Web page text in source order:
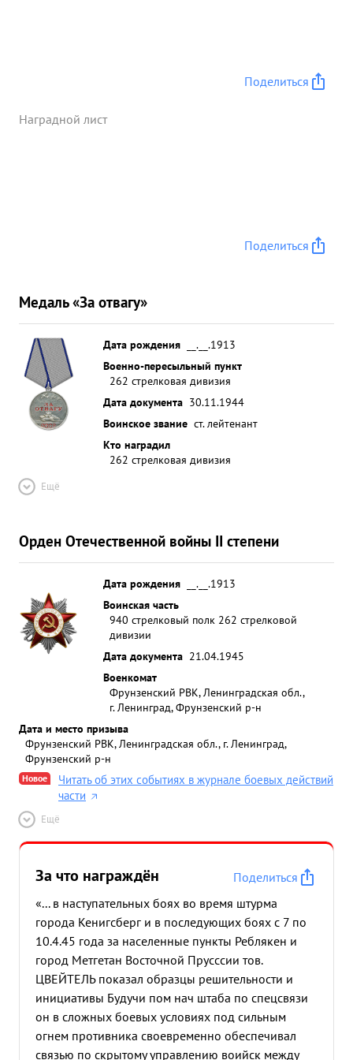
Поделиться
Наградной лист
Поделиться
Медаль «За отвагу»
Дата рождения
__.__.1913
Военно-пересыльный пункт
262 стрелковая дивизия
Дата документа 30.11.1944
Воинское звание ст. лейтенант
Кто наградил
262 стрелковая дивизия
Ещё
Орден Отечественной войны II степени
Дата рождения
__.__.1913
Воинская часть
940 стрелковый полк 262 стрелковой
дивизии
Дата документа 21.04.1945
Военкомат
Фрунзенский РВК, Ленинградская обл.,
г. Ленинград, Фрунзенский р-н
Дата и место призыва
Фрунзенский РВК, Ленинградская обл., г. Ленинград,
Фрунзенский р-н
Новое
Читать об этих событиях в журнале боевых действий
части
Ещё
За что награждён
Поделиться
«... в наступательных боях во время штурма
города Кенигсберг и в последующих боях с 7 по
10.4.45 года за населенные пункты Реблякен и
город Метгетан Восточной Прусссии тов.
ЦВЕЙТЕЛЬ показал образцы решительности и
инициативы Будучи пом нач штаба по спецсвязи
он в сложных боевых условиях под сильным
огнем противника своевременно обеспечивал
связью по скрытому управлению воийск между